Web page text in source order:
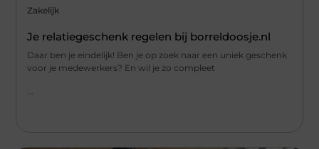
Zakelijk
Je relatiegeschenk regelen bij borreldoosje.nl
Daar ben je eindelijk! Ben je op zoek naar een uniek geschenk
voor je medewerkers? En wil je zo compleet